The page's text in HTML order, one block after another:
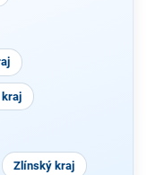
kraj
Zlínský kraj